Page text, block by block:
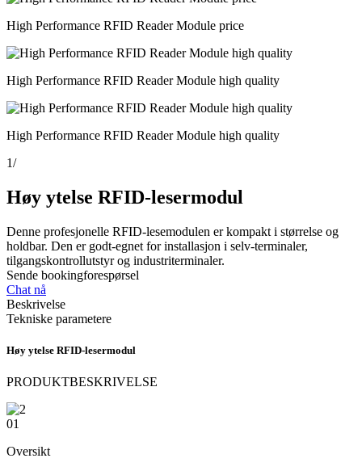
High Performance RFID Reader Module price
High Performance RFID Reader Module high quality
High Performance RFID Reader Module high quality
1/
Høy ytelse RFID-lesermodul
Denne profesjonelle RFID-lesemodulen er kompakt i størrelse og
holdbar. Den er godt-egnet for installasjon i selv-terminaler,
tilgangskontrollutstyr og industriterminaler.
Sende bookingforespørsel
Chat nå
Beskrivelse
Tekniske parametere
Høy ytelse RFID-lesermodul
PRODUKTBESKRIVELSE
01
Oversikt